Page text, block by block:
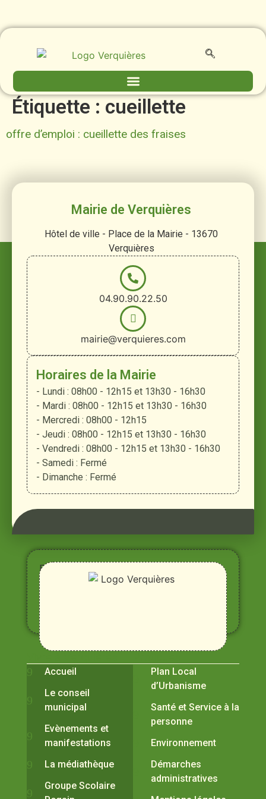
Étiquette : cueillette
offre d’emploi : cueillette des fraises
Mairie de Verquières
Hôtel de ville - Place de la Mairie - 13670
Verquières
04.90.90.22.50
mairie@verquieres.com
Horaires de la Mairie
- Lundi : 08h00 - 12h15 et 13h30 - 16h30
- Mardi : 08h00 - 12h15 et 13h30 - 16h30
- Mercredi : 08h00 - 12h15
- Jeudi : 08h00 - 12h15 et 13h30 - 16h30
- Vendredi : 08h00 - 12h15 et 13h30 - 16h30
- Samedi : Fermé
- Dimanche : Fermé
Entre
Rhône,
Alpilles
et
Durance
Accueil
Le conseil
municipal
Evènements et
manifestations
La médiathèque
Groupe Scolaire
Plan Local
d’Urbanisme
Santé et Service à la
personne
Environnement
Démarches
administratives